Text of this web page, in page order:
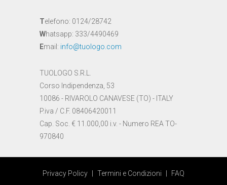
Telefono: 0124/28742
Whatsapp: 333/4490469
Email: info@tuologo.com
TUOLOGO S.R.L.
Corso Indipendenza, 53
10086 - RIVAROLO CANAVESE (TO) - ITALY
P.iva / C.F. 08406420011
Cap. Soc. € 11.000,00 i.v. - Numero REA TO-
970840
Privacy Policy Termini e Condizioni FAQ